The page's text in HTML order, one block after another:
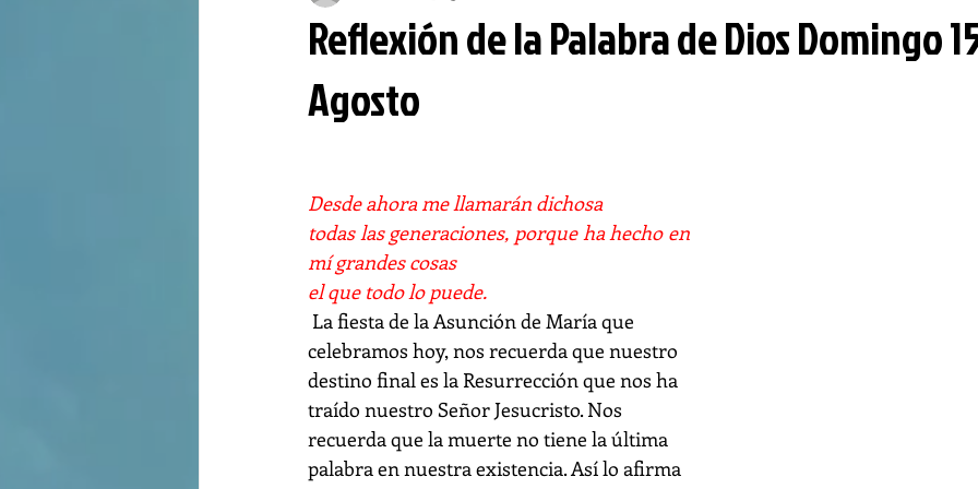
Reflexión de la Palabra de Dios Domingo
Agosto
Desde ahora me llamarán dichosa
todas las generaciones, porque ha hecho en
mí grandes cosas
el que todo lo puede.
celebramos hoy, nos recuerda que nuestro
destino final es la Resurrección que nos ha
traído nuestro Señor Jesucristo. Nos
recuerda que la muerte no tiene la última
palabra en nuestra existencia. Así lo afirma